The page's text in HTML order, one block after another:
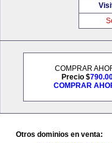
COMPRAR
Precio $
COMPRAR
Otros dominios en venta: